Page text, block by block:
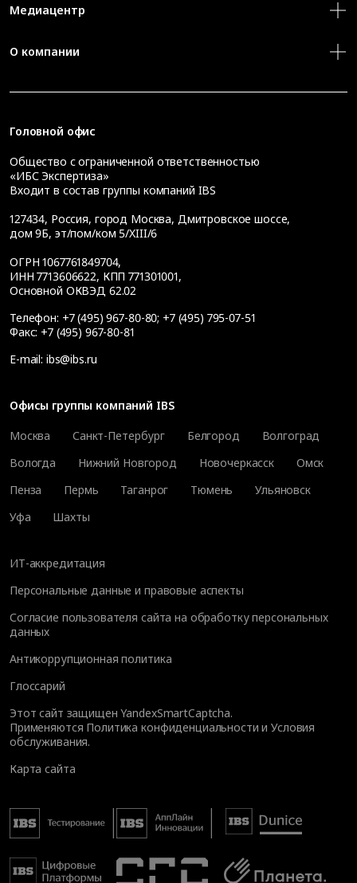
Медиацентр
О компании
Головной офис
Общество с ограниченной ответственностью
«ИБС Экспертиза»
Входит в состав группы компаний IBS
127434, Россия, город Москва, Дмитровское шоссе,
дом 9Б, эт/пом/ком 5/XIII/6
ОГРН 1067761849704,
ИНН 7713606622, КПП 771301001,
Основной ОКВЭД 62.02
Телефон: +7 (495) 967-80-80; +7 (495) 795-07-51
Факс: +7 (495) 967-80-81
E-mail: ibs@ibs.ru
Офисы группы компаний IBS
Москва
Санкт-Петербург Белгород
Волгоград
Вологда
Нижний Новгород Новочеркасск
Омск
Пенза
Пермь Таганрог Тюмень
Ульяновск
Уфа
Шахты
ИТ-аккредитация
Персональные данные и правовые аспекты
Согласие пользователя сайта на обработку персональных
данных
Антикоррупционная политика
Глоссарий
Этот сайт защищен YandexSmartCaptcha.
Применяются Политика конфиденциальности иУсловия
обслуживания.
Карта сайта